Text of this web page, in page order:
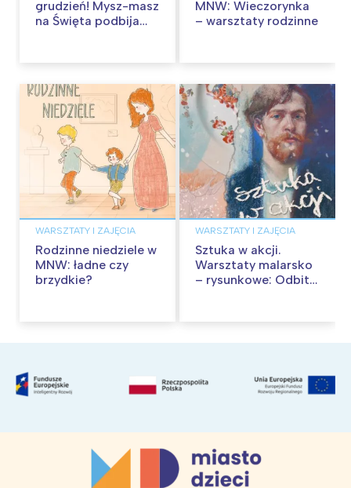
grudzień! Mysz-masz
na Święta podbija
MNW: Wieczorynka
– warsztaty rodzinne
WARSZTATY I ZAJĘCIA
Rodzinne niedziele w
MNW: ładne czy
brzydkie?
WARSZTATY I ZAJĘCIA
Sztuka w akcji.
Warsztaty malarsko
– rysunkowe: Odbite